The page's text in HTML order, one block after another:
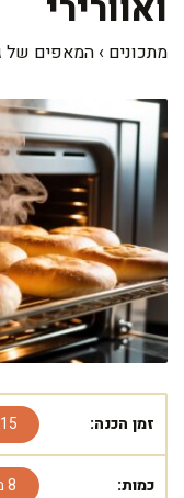
מתכונים › המאפים של
זמן הכנה: 15 דק'
כמות: 8 מנות